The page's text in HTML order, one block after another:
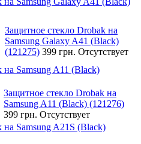
Защитное стекло Drobak на
Samsung Galaxy A41 (Black)
(121275) 399 грн. Отсутствует
Samsung A11 (Black)
Защитное стекло Drobak на
Samsung A11 (Black) (121276)
399 грн. Отсутствует
Samsung A21S (Black)